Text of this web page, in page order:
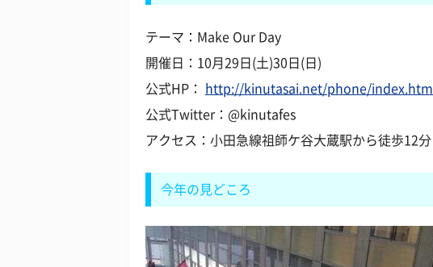
テーマ：Make Our Day
開催日：10月29日(土)30日(日)
公式HP：
http://kinutasai.net/phone/index.html
公式Twitter：@kinutafes
アクセス：小田急線祖師ケ谷大蔵駅から徒歩12分
今年の見どころ